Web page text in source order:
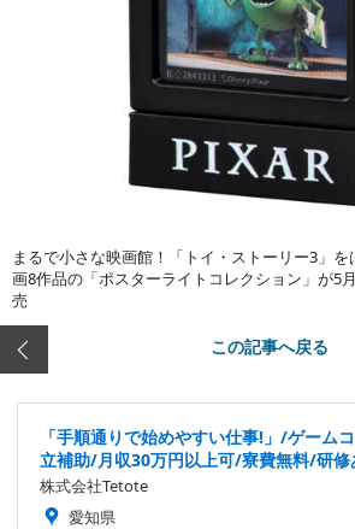
まるで小さな映画館！「トイ・ストーリー3」
画8作品の「ポスターライトコレクション」が5
売
この記事へ戻る
「手順通りで始めやすい仕事!」/ゲーム
立補助/月収30万円以上可/寮費無料/研
株式会社Tetote
愛知県